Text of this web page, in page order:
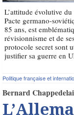
L’attitude évolutive
Pacte germano-
85 ans, est
révisionnisme et de
protocole secret sont
justifier sa guerre en
Politique française et
Bernard